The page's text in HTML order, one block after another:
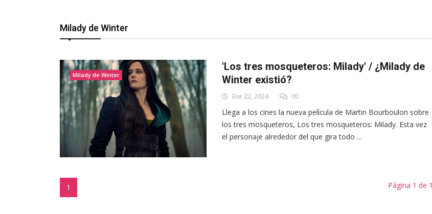
Milady de Winter
Milady de Winter
'Los tres mosqueteros: Milady' / ¿Milady de
Winter existió?
Ene 22, 2024 00
Llega a los cines la nueva película de Martin Bourboulon sobre
los tres mosqueteros, Los tres mosqueteros: Milady. Esta vez
el personaje alrededor del que gira todo ...
1 Página 1 de 1